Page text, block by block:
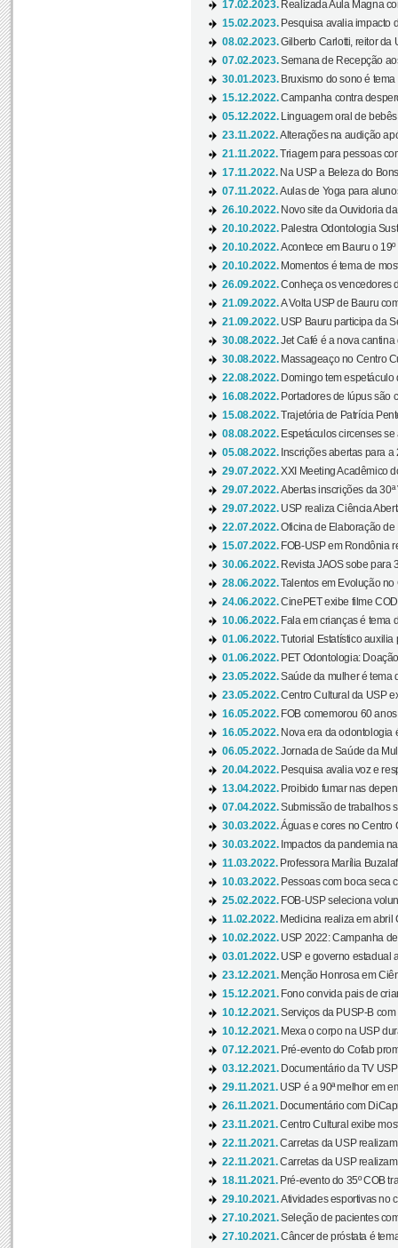
17.02.2023. Realizada Aula Magna
15.02.2023. Pesquisa avalia impacto
08.02.2023.Gilberto Carlotti, reitor da
07.02.2023.Semana de Recepção
30.01.2023. Bruxismo do sono é
15.12.2022.Campanha contra
05.12.2022.
Linguagem oral de
23.11.2022.Alterações na audição
21.11.2022.Triagem para pessoas
17.11.2022. Na USP a Beleza do
07.11.2022.Aulas de Yoga para
26.10.2022. Novo site da Ouvidoria
20.10.2022. Palestra Odontologia
20.10.2022.Acontece em Bauru o 19º
20.10.2022. Momentos é tema de
26.09.2022.Conheça os vencedores
21.09.2022.A Volta USP de Bauru
21.09.2022. USP Bauru participa da
30.08.2022.Jet Café é a nova
30.08.2022. Massageaço no Centro
22.08.2022. Domingo tem espetáculo
16.08.2022. Portadores de lúpus são
15.08.2022.Trajetória de Patrícia
08.08.2022. Espetáculos circenses
05.08.2022. Inscrições abertas para a
29.07.2022.XXI Meeting Acadêmico
29.07.2022.Abertas inscrições da 30ª
29.07.2022. USP realiza Ciência
22.07.2022.Oficina de Elaboração de
15.07.2022. FOB-USP em Rondônia
30.06.2022. Revista JAOS sobe para
28.06.2022.Talentos em Evolução no
24.06.2022.CinePET exibe filme
10.06.2022. Fala em crianças é tema
01.06.2022.Tutorial Estatístico auxilia
01.06.2022. PET Odontologia:
23.05.2022.Saúde da mulher é tema
23.05.2022.Centro Cultural da USP
16.05.2022. FOB comemorou 60
16.05.2022. Nova era da odontologia
06.05.2022.Jornada de Saúde da
20.04.2022. Pesquisa avalia voz e
13.04.2022. Proibido fumar nas
07.04.2022.Submissão de trabalhos
30.03.2022.Águas e cores no Centro
30.03.2022. Impactos da pandemia
11.03.2022. Professora Marília
10.03.2022. Pessoas com boca seca
25.02.2022. FOB-USP seleciona
11.02.2022. Medicina realiza em abril
10.02.2022. USP 2022: Campanha
03.01.2022. USP e governo estadual
23.12.2021. Menção Honrosa em
15.12.2021. Fono convida pais de
10.12.2021.Serviços da PUSP-B
10.12.2021. Mexa o corpo na USP
07.12.2021. Pré-evento do Cofab
03.12.2021. Documentário da TV
29.11.2021. USP é a 90ª melhor em
26.11.2021. Documentário com
23.11.2021.Centro Cultural exibe
22.11.2021.Carretas da USP
22.11.2021.Carretas da USP
18.11.2021. Pré-evento do 35º COB
29.10.2021.Atividades esportivas no
27.10.2021.Seleção de pacientes
27.10.2021.Câncer de próstata é